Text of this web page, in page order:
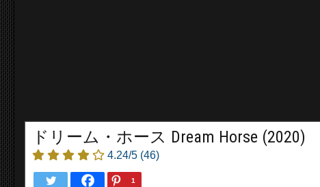
ドリーム・ホース Dream Horse (2020)
4.24/5 (46)
1